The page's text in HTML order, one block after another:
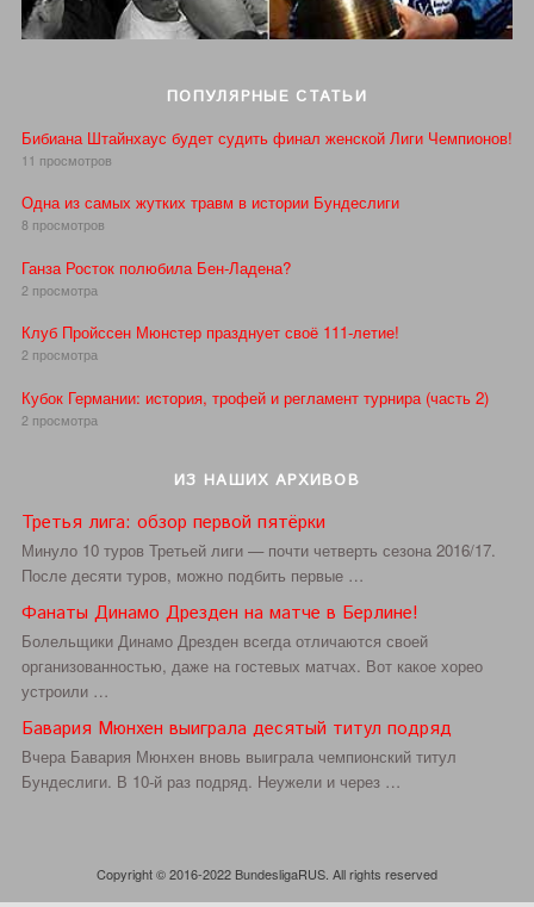
ПОПУЛЯРНЫЕ СТАТЬИ
Бибиана Штайнхаус будет судить финал женской Лиги Чемпионов!
11 просмотров
Одна из самых жутких травм в истории Бундеслиги
8 просмотров
Ганза Росток полюбила Бен-Ладена?
2 просмотра
Клуб Пройссен Мюнстер празднует своё 111-летие!
2 просмотра
Кубок Германии: история, трофей и регламент турнира (часть 2)
2 просмотра
ИЗ НАШИХ АРХИВОВ
Третья лига: обзор первой пятёрки
Минуло 10 туров Третьей лиги — почти четверть сезона 2016/17.
После десяти туров, можно подбить первые …
Фанаты Динамо Дрезден на матче в Берлине!
Болельщики Динамо Дрезден всегда отличаются своей
организованностью, даже на гостевых матчах. Вот какое хорео
устроили …
Бавария Мюнхен выиграла десятый титул подряд
Вчера Бавария Мюнхен вновь выиграла чемпионский титул
Бундеслиги. В 10-й раз подряд. Неужели и через …
Copyright © 2016-2022 BundesligaRUS. All rights reserved